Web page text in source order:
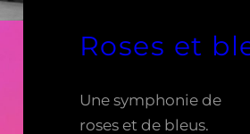
Roses et
Une symphonie de
roses et de bleus.